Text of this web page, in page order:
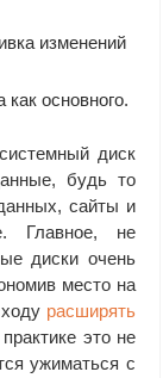
изменений
как основного.
диск
будь то
сайты и
Главное, не
диски очень
место на
расширять
это не
ужиматься с